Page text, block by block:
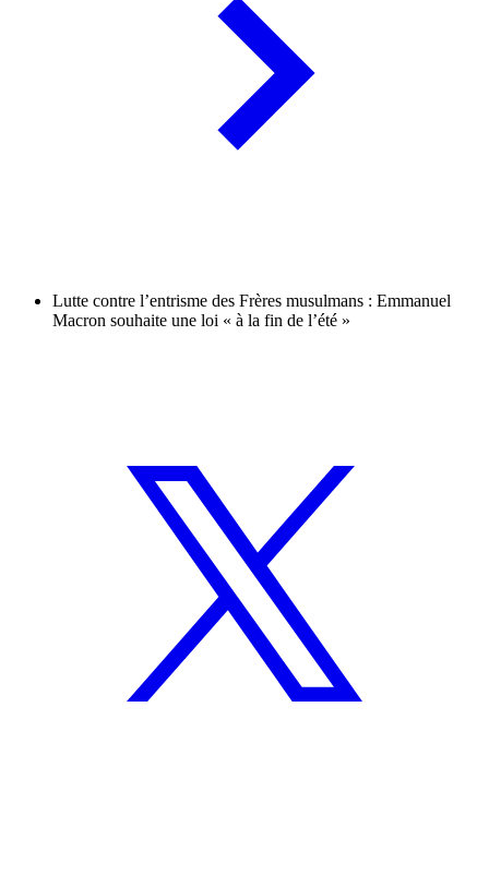
Lutte contre l’entrisme des Frères musulmans : Emmanuel
Macron souhaite une loi « à la fin de l’été »